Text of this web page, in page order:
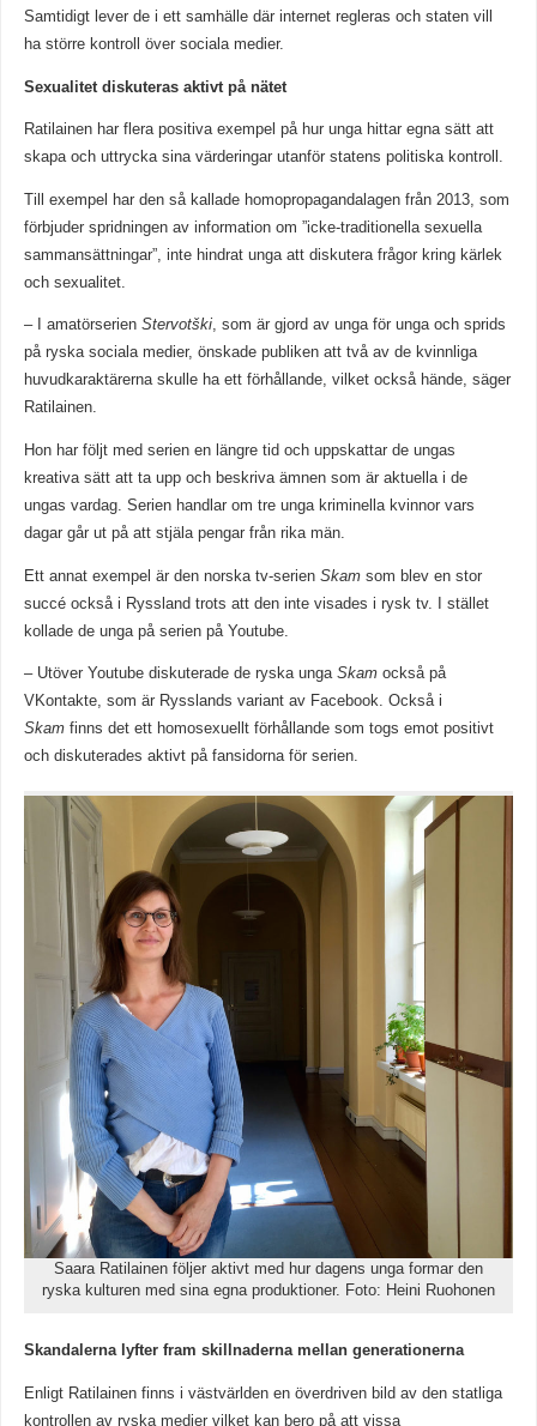
Samtidigt lever de i ett samhälle där internet regleras och staten vill
ha större kontroll över sociala medier.
Sexualitet diskuteras aktivt på nätet
Ratilainen har flera positiva exempel på hur unga hittar egna sätt att
skapa och uttrycka sina värderingar utanför statens politiska kontroll.
Till exempel har den så kallade homopropagandalagen från 2013, som
förbjuder spridningen av information om ”icke-traditionella sexuella
sammansättningar”, inte hindrat unga att diskutera frågor kring kärlek
och sexualitet.
– I amatörserien Stervotški, som är gjord av unga för unga och sprids
på ryska sociala medier, önskade publiken att två av de kvinnliga
huvudkaraktärerna skulle ha ett förhållande, vilket också hände, säger
Ratilainen.
Hon har följt med serien en längre tid och uppskattar de ungas
kreativa sätt att ta upp och beskriva ämnen som är aktuella i de
ungas vardag. Serien handlar om tre unga kriminella kvinnor vars
dagar går ut på att stjäla pengar från rika män.
Ett annat exempel är den norska tv-serien Skamsom blev en stor
succé också i Ryssland trots att den inte visades i rysk tv. I stället
kollade de unga på serien på Youtube.
– Utöver Youtube diskuterade de ryska unga Skamockså på
VKontakte, som är Rysslands variant av Facebook. Också i
Skamfinns det ett homosexuellt förhållande som togs emot positivt
och diskuterades aktivt på fansidorna för serien.
Saara Ratilainen följer aktivt med hur dagens unga formar den
ryska kulturen med sina egna produktioner. Foto: Heini Ruohonen
Skandalerna lyfter fram skillnaderna mellan generationerna
Enligt Ratilainen finns i västvärlden en överdriven bild av den statliga
kontrollen av ryska medier vilket kan bero på att vissa